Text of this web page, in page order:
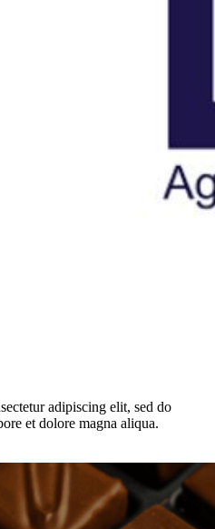
adipiscing elit, sed do
et dolore magna aliqua.